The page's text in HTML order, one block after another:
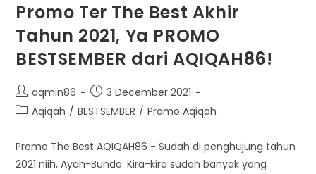
Promo Ter The Best Akhir
Tahun 2021, Ya PROMO
BESTSEMBER dari AQIQAH86!
Post
author:
aqmin86
Post
published:
3 December 2021
PostAqiqah / BESTSEMBER / Promo Aqiqah
Promo The Best AQIQAH86 - Sudah di penghujung tahun
2021 niih, Ayah-Bunda. Kira-kira sudah banyak yang